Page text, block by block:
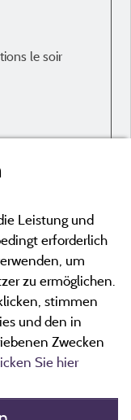
le soir
und einer
Leistung und
erforderlich
um
zu ermöglichen.
stimmen
und den in
Zwecken
Sie hier